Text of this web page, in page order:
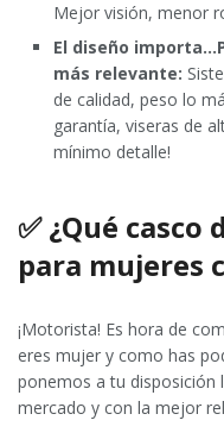
Mejor visión, menor
El diseño
más relevante:
de calidad, peso lo
garantía, viseras de
mínimo detalle!
✅ ¿Qué
para mujeres
¡Motorista! Es hora de
eres mujer y como has
ponemos a tu disposición
mercado y con la mejor